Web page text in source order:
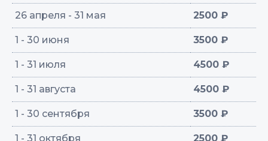
26 апреля - 31 мая 2500 ₽
1 - 30 июня 3500 ₽
1 - 31 июля 4500 ₽
1 - 31 августа 4500 ₽
1 - 30 сентября 3500 ₽
1 - 31 октября 2500 ₽